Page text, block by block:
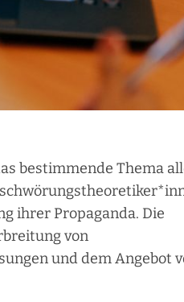
bestimmende Thema
ihrer Propaganda. Die
von
und dem Angebot